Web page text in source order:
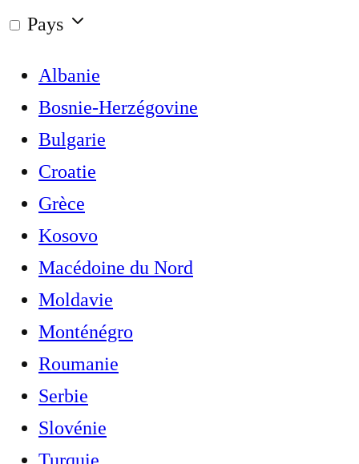
Pays
Albanie
Bosnie-Herzégovine
Bulgarie
Croatie
Grèce
Kosovo
Macédoine du Nord
Moldavie
Monténégro
Roumanie
Serbie
Slovénie